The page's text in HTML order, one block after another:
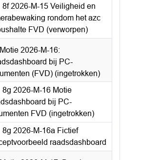
8f 2026-M-15 Veiligheid en
rondom het azc
FVD (verworpen)
2026-M-16:
bij PC-
(FVD) (ingetrokken)
8g 2026-M-16 Motie
bij PC-
FVD (ingetrokken)
8g 2026-M-16a Fictief
raadsdashboard